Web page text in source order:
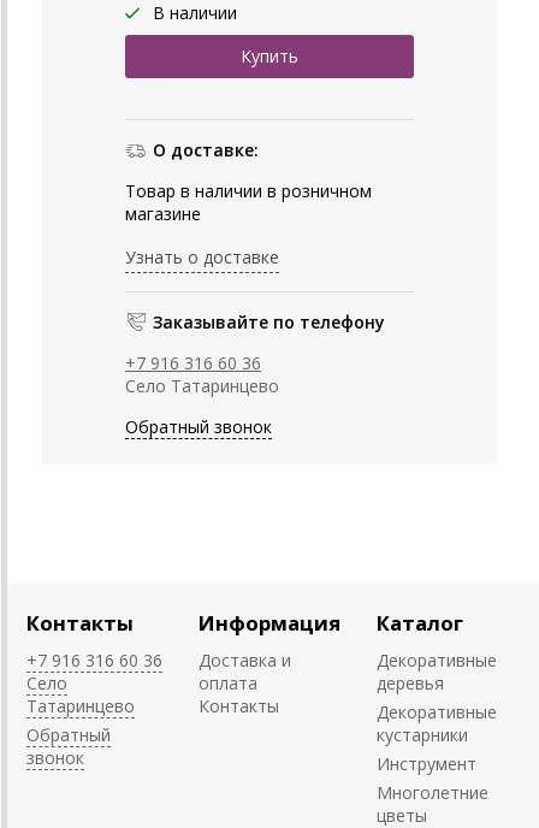
В наличии
О доставке:
Товар в наличии в розничном
магазине
Узнать о доставке
Заказывайте по телефону
+7 916 316 60 36
Село Татаринцево
Обратный звонок
Контакты
+7 916 316 60 36
Село
Татаринцево
Обратный
звонок
Информация
Доставка и
оплата
Контакты
Каталог
Декоративные
деревья
Декоративные
кустарники
Инструмент
Многолетние
цветы